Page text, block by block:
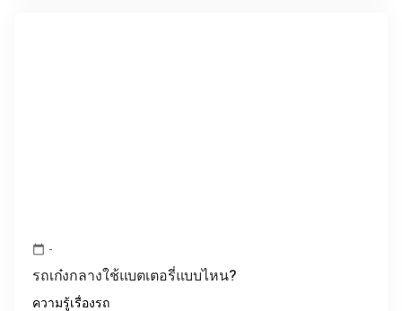
calendar_today -
รถเก๋งกลางใช้แบตเตอรี่แบบไหน?
ความรู้เรื่องรถ